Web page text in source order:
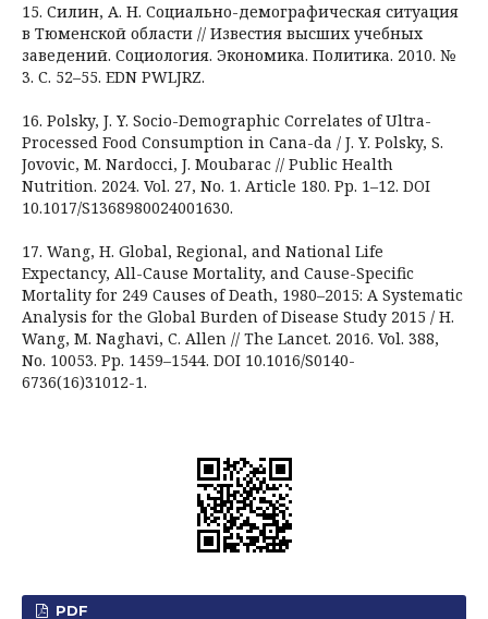
15. Силин, А. Н. Социально-демографическая ситуация
в Тюменской области // Известия высших учебных
заведений. Социология. Экономика. Политика. 2010. №
3. С. 52–55. EDN PWLJRZ.
16. Polsky, J. Y. Socio-Demographic Correlates of Ultra-
Processed Food Consumption in Cana-da / J. Y. Polsky, S.
Jovovic, M. Nardocci, J. Moubarac // Public Health
Nutrition. 2024. Vol. 27, No. 1. Article 180. Pp. 1–12. DOI
10.1017/S1368980024001630.
17. Wang, H. Global, Regional, and National Life
Expectancy, All-Cause Mortality, and Cause-Specific
Mortality for 249 Causes of Death, 1980–2015: A Systematic
Analysis for the Global Burden of Disease Study 2015 / H.
Wang, M. Naghavi, C. Allen // The Lancet. 2016. Vol. 388,
No. 10053. Pp. 1459–1544. DOI 10.1016/S0140-
6736(16)31012-1.
PDF